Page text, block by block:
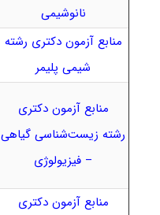
نانوشیمی
منابع آزمون دکتری رشته
شیمی پلیمر
منابع آزمون دکتری
رشته زیست‌شناسی گیاهی
– فیزیولوژی
منابع آزمون دکتری